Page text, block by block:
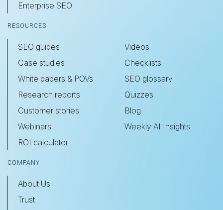
Enterprise SEO
RESOURCES
SEO guides
Case studies
White papers & POVs
Research reports
Customer stories
Webinars
ROI calculator
Videos
Checklists
SEO glossary
Quizzes
Blog
Weekly AI Insights
COMPANY
About Us
Trust